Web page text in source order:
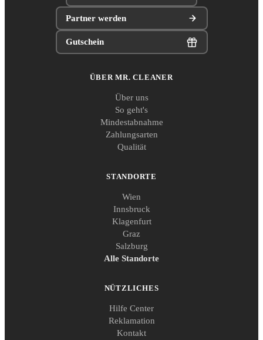
Partner werden
Gutschein
ÜBER MR. CLEANER
Über uns
So geht's
Mindestabnahme
Zahlungsarten
Qualität
STANDORTE
Wien
Innsbruck
Klagenfurt
Graz
Salzburg
Alle Standorte
NÜTZLICHES
Hilfe Center
Reklamation
Kontakt